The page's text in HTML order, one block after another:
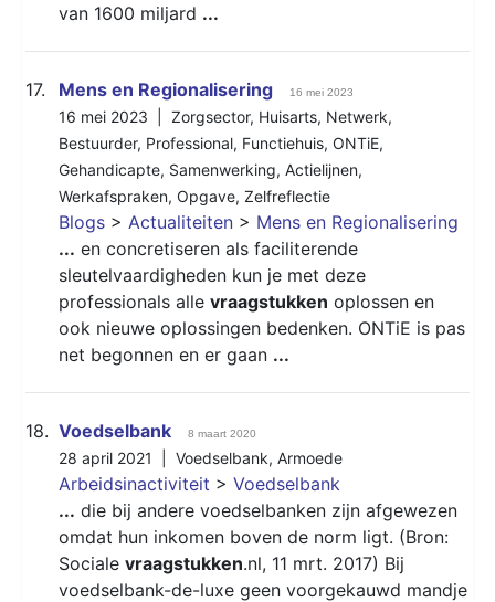
van 1600 miljard ...
17. Mens en Regionalisering 16 mei 2023
16 mei 2023 | Zorgsector, Huisarts, Netwerk,
Bestuurder, Professional, Functiehuis, ONTiE,
Gehandicapte, Samenwerking, Actielijnen,
Werkafspraken, Opgave, Zelfreflectie
Blogs > Actualiteiten > Mens en Regionalisering
... en concretiseren als faciliterende
sleutelvaardigheden kun je met deze
professionals alle vraagstukken oplossen en
ook nieuwe oplossingen bedenken. ONTiE is pas
net begonnen en er gaan ...
18. Voedselbank 8 maart 2020
28 april 2021 | Voedselbank, Armoede
Arbeidsinactiviteit > Voedselbank
... die bij andere voedselbanken zijn afgewezen
omdat hun inkomen boven de norm ligt. (Bron:
Sociale vraagstukken.nl, 11 mrt. 2017) Bij
voedselbank-de-luxe geen voorgekauwd mandje